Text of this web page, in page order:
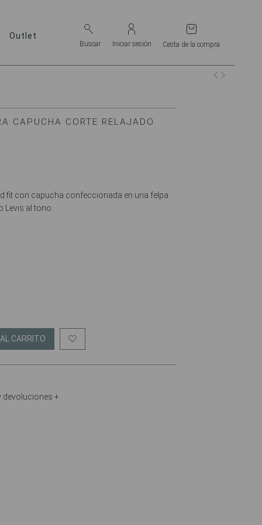
Outlet
Buscar Iniciar sesión Cesta de la compra
CAPUCHA CORTE RELAJADO
fit con capucha confeccionada en una felpa
Levis al tono.
CARRITO
devoluciones +